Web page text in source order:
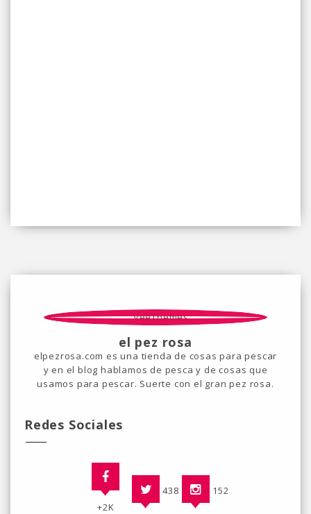
el pez rosa
elpezrosa.com es una tienda de cosas para pescar
y en el blog hablamos de pesca y de cosas que
usamos para pescar. Suerte con el gran pez rosa.
Redes Sociales
+2K
438 152